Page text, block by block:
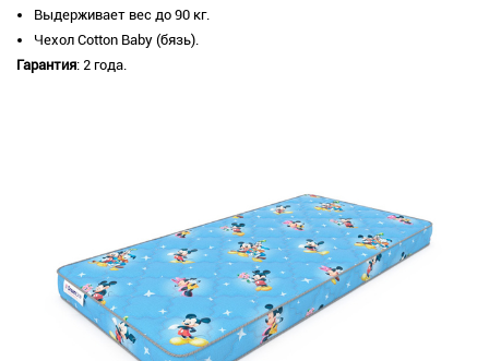
Выдерживает вес до 90 кг.
Чехол Cotton Baby (бязь).
Гарантия: 2 года.